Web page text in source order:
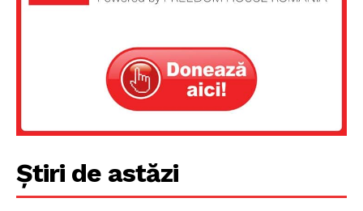
Un proiect
Știri de astăzi